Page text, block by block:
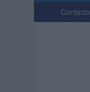
Contacto